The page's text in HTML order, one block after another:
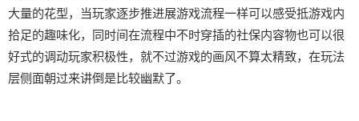
大量的花型，当玩家逐步推进展游戏流程一样可以感受抵游戏内
拾足的趣味化，同时间在流程中不时穿插的社保内容物也可以很
好式的调动玩家积极性，就不过游戏的画风不算太精致，在玩法
层侧面朝过来讲倒是比较幽默了。